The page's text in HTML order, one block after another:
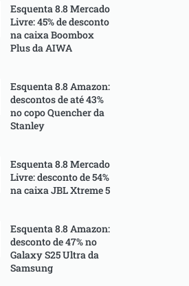
Esquenta 8.8 Mercado
Livre: 45% de desconto
na caixa Boombox
Plus da AIWA
Esquenta 8.8 Amazon:
descontos de até 43%
no copo Quencher da
Stanley
Esquenta 8.8 Mercado
Livre: desconto de 54%
na caixa JBL Xtreme 5
Esquenta 8.8 Amazon:
desconto de 47% no
Galaxy S25 Ultra da
Samsung